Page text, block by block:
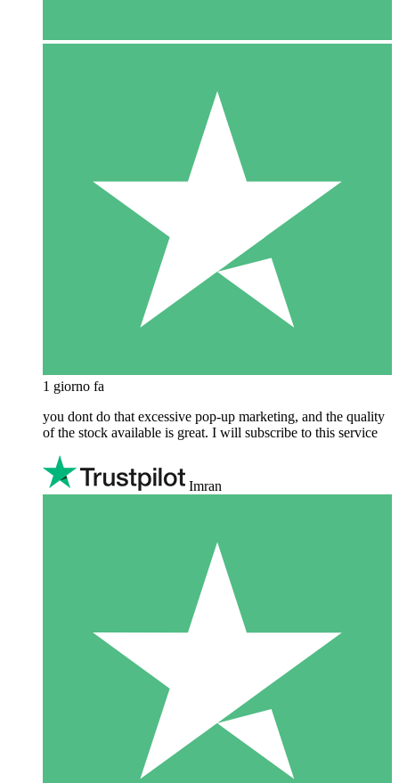
1 giorno fa
you dont do that excessive pop-up marketing, and the quality
of the stock available is great. I will subscribe to this service
Imran